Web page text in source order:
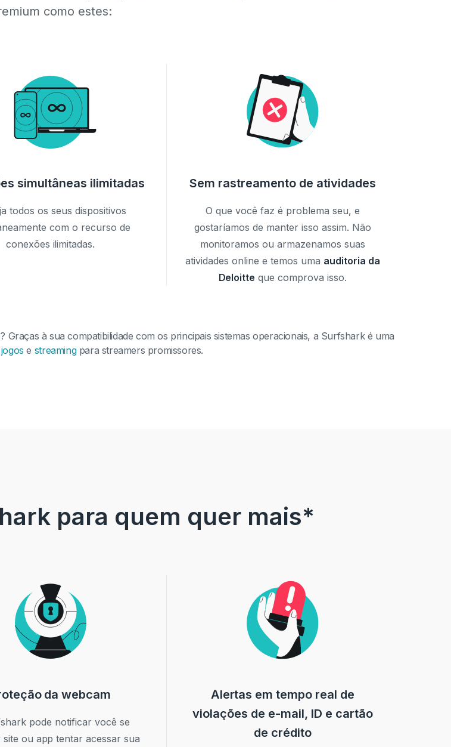
como estes:
simultâneas ilimitadas
todos os seus dispositivos
com o recurso de
conexões ilimitadas.
Sem rastreamento de atividades
O que você faz é problema seu, e
gostaríamos de manter isso assim. Não
monitoramos ou armazenamos suas
atividades online e temos uma auditoria da
Deloitte que comprova isso.
Graças à sua compatibilidade com os principais sistemas operacionais, a Surfshark é uma
e streamingpara streamers promissores.
para quem quer mais*
da webcam
pode notificar você se
site ou app tentar acessar sua
Alertas em tempo real de
violações de e-mail, ID e cartão
de crédito